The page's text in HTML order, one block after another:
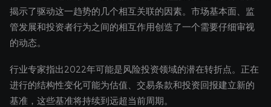
揭示了驱动这一趋势的几个相互关联的因素。市场基本面、监
管发展和投资者行为之间的相互作用创造了一个需要仔细审视
的动态。
行业专家指出2022年可能是风险投资领域的潜在转折点。正在
进行的结构性变化可能为估值、交易条款和投资回报建立新的
基准，这些基准将持续到远超当前周期。